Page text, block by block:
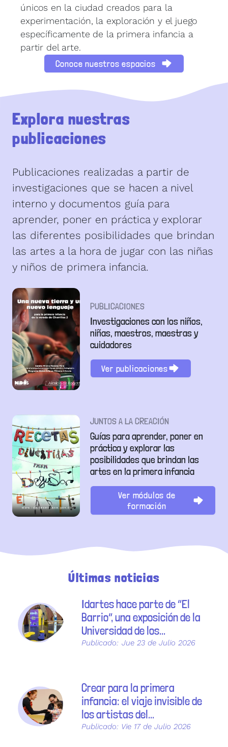
únicos en la ciudad creados para la
experimentación, la exploración y el juego
específicamente de la primera infancia a
partir del arte.
Conoce nuestros espacios
Explora nuestras
publicaciones
Publicaciones realizadas a partir de
investigaciones que se hacen a nivel
interno y documentos guía para
aprender, poner en práctica y explorar
las diferentes posibilidades que brindan
las artes a la hora de jugar con las niñas
y niños de primera infancia.
PUBLICACIONES
Investigaciones con los niños,
niñas, maestros, maestras y
cuidadores
Ver publicaciones
JUNTOS A LA CREACIÓN
Guías para aprender, poner en
práctica y explorar las
posibilidades que brindan las
artes en la primera infancia
Ver módulos de
formación
Últimas noticias
Idartes hace parte de “El
Barrio”, una exposición de la
Universidad de los...
Publicado: Jue 23 de Julio 2026
Crear para la primera
infancia: el viaje invisible de
los artistas del...
Publicado: Vie 17 de Julio 2026